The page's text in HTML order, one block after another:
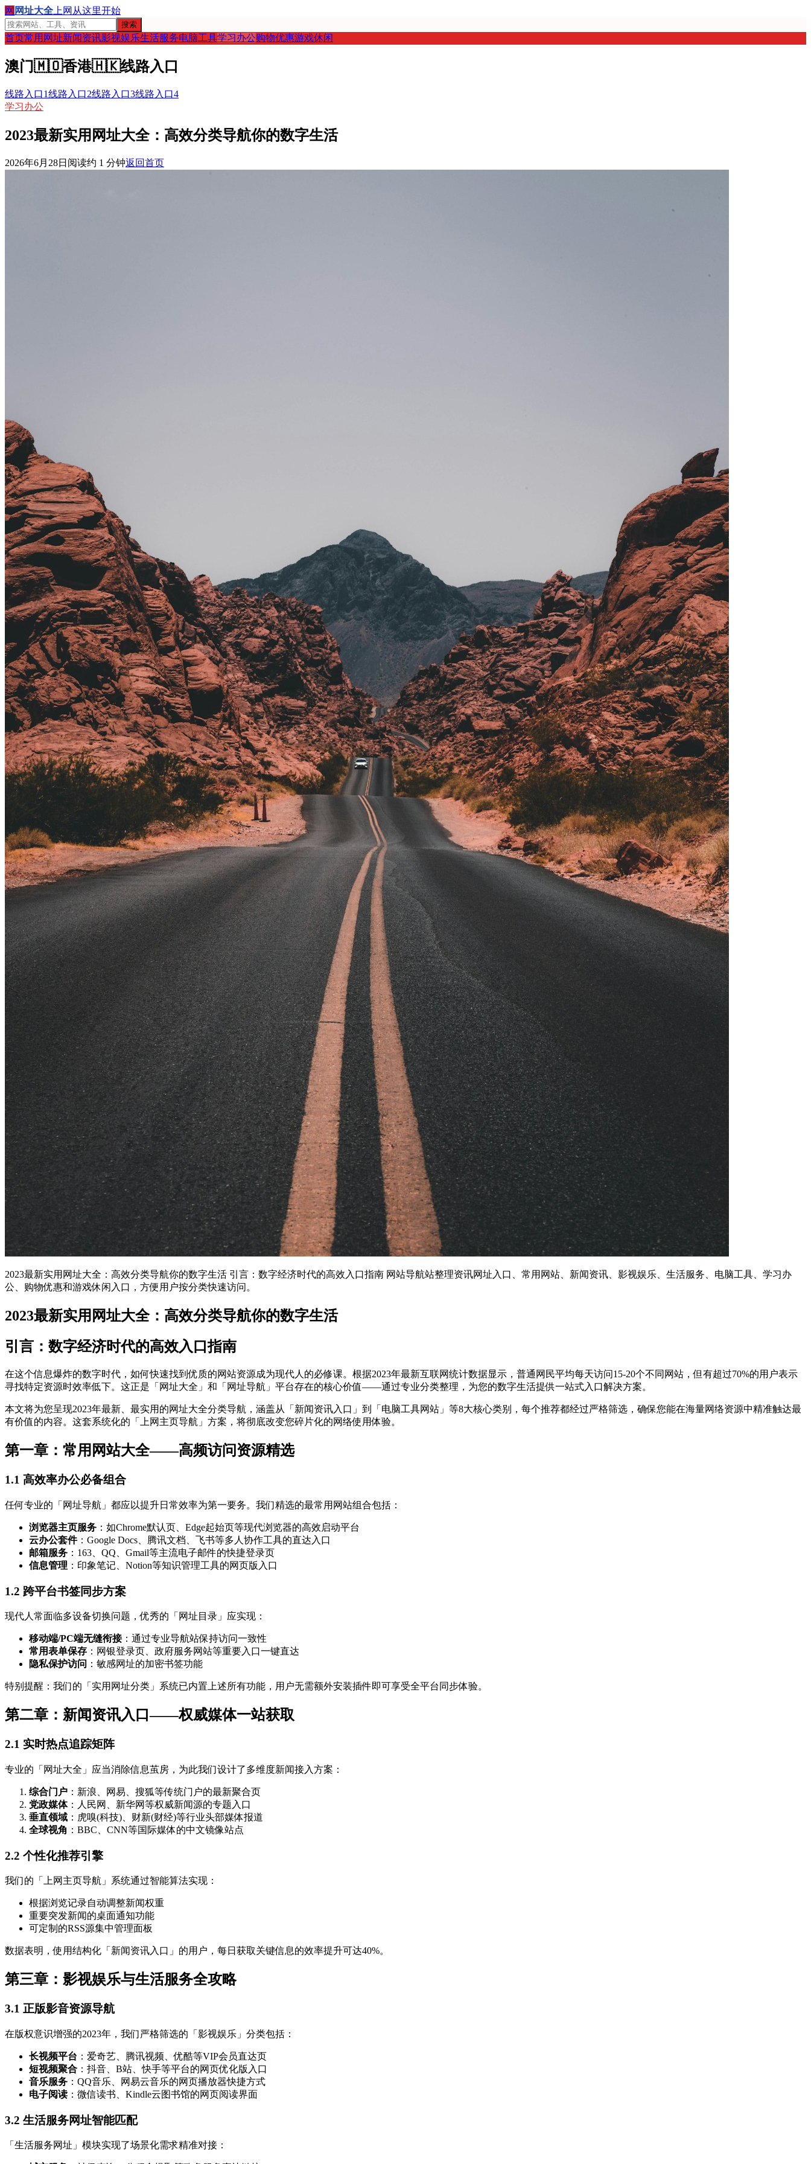
网 网址大全 上网从这里开始
搜索
首页常用网址新闻资讯影视娱乐生活服务电脑工具学习办公购物优惠游戏休闲
澳门🇲🇴香港🇭🇰线路入口
线路入口1线路入口2线路入口3线路入口4
学习办公
2023最新实用网址大全：高效分类导航你的数字生活
2026年6月28日 阅读约 1 分钟返回首页
2023最新实用网址大全：高效分类导航你的数字生活 引言：数字经济时代的高效入口指南 网站导航站整理资讯网址入口、常用网站、新闻资讯、影视娱乐、生活服务、电脑工具、学习办
公、购物优惠和游戏休闲入口，方便用户按分类快速访问。
2023最新实用网址大全：高效分类导航你的数字生活
引言：数字经济时代的高效入口指南
在这个信息爆炸的数字时代，如何快速找到优质的网站资源成为现代人的必修课。根据2023年最新互联网统计数据显示，普通网民平均每天访问15-20个不同网站，但有超过70%的用户表示
寻找特定资源时效率低下。这正是「网址大全」和「网址导航」平台存在的核心价值——通过专业分类整理，为您的数字生活提供一站式入口解决方案。
本文将为您呈现2023年最新、最实用的网址大全分类导航，涵盖从「新闻资讯入口」到「电脑工具网站」等8大核心类别，每个推荐都经过严格筛选，确保您能在海量网络资源中精准触达最
有价值的内容。这套系统化的「上网主页导航」方案，将彻底改变您碎片化的网络使用体验。
第一章：常用网站大全——高频访问资源精选
1.1 高效率办公必备组合
任何专业的「网址导航」都应以提升日常效率为第一要务。我们精选的最常用网站组合包括：
浏览器主页服务 ：如Chrome默认页、Edge起始页等现代浏览器的高效启动平台
云办公套件：Google Docs、腾讯文档、飞书等多人协作工具的直达入口
邮箱服务 ：163、QQ、Gmail等主流电子邮件的快捷登录页
信息管理 ：印象笔记、Notion等知识管理工具的网页版入口
1.2 跨平台书签同步方案
现代人常面临多设备切换问题，优秀的「网址目录」应实现：
移动端/PC端无缝衔接：通过专业导航站保持访问一致性
常用表单保存 ：网银登录页、政府服务网站等重要入口一键直达
隐私保护访问 ：敏感网址的加密书签功能
特别提醒：我们的「实用网址分类」系统已内置上述所有功能，用户无需额外安装插件即可享受全平台同步体验。
第二章：新闻资讯入口——权威媒体一站获取
2.1 实时热点追踪矩阵
专业的「网址大全」应当消除信息茧房，为此我们设计了多维度新闻接入方案：
综合门户 ：新浪、网易、搜狐等传统门户的最新聚合页
党政媒体：人民网、新华网等权威新闻源的专题入口
垂直领域 ：虎嗅(科技)、财新(财经)等行业头部媒体报道
全球视角 ：BBC、CNN等国际媒体的中文镜像站点
2.2 个性化推荐引擎
我们的「上网主页导航」系统通过智能算法实现：
根据浏览记录自动调整新闻权重
重要突发新闻的桌面通知功能
可定制的RSS源集中管理面板
数据表明，使用结构化「新闻资讯入口」的用户，每日获取关键信息的效率提升可达40%。
第三章：影视娱乐与生活服务全攻略
3.1 正版影音资源导航
在版权意识增强的2023年，我们严格筛选的「影视娱乐」分类包括：
长视频平台 ：爱奇艺、腾讯视频、优酷等VIP会员直达页
短视频聚合 ：抖音、B站、快手等平台的网页优化版入口
音乐服务 ：QQ音乐、网易云音乐的网页播放器快捷方式
电子阅读 ：微信读书、Kindle云图书馆的网页阅读界面
3.2 生活服务网址智能匹配
「生活服务网址」模块实现了场景化需求精准对接：